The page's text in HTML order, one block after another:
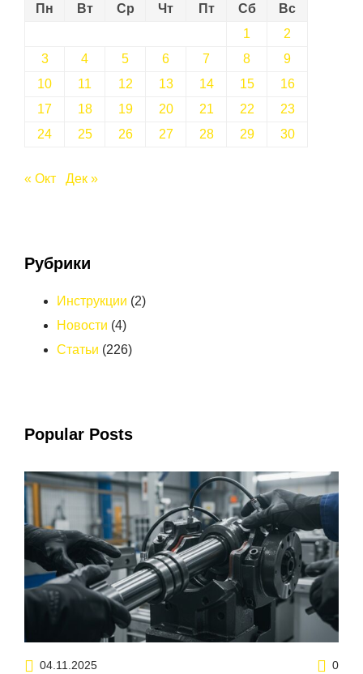
Пн Вт Ср Чт Пт Сб
Вс
1
2
3
4 5 6 7 8
9
10
11 12 13 14 15
16
17
18 19 20 21 22
23
24
25 26 27 28 29 30
« Окт Дек »
Рубрики
Инструкции (2)
Новости (4)
Статьи (226)
Popular Posts
04.11.2025 0